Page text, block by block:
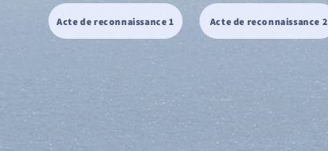
Acte de reconnaissance 1 Acte de reconnaissance 2